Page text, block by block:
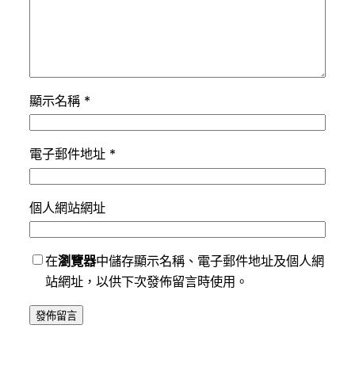
顯示名稱 *
電子郵件地址 *
個人網站網址
在瀏覽器中儲存顯示名稱、電子郵件地址及個人網
站網址，以供下次發佈留言時使用。